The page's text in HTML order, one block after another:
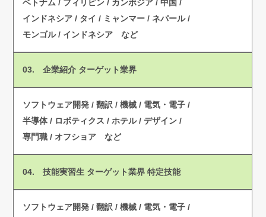
ベトナム / フィリピン / カンボジア / 中国 /
インドネシア / タイ / ミャンマー / ネパール /
モンゴル / インドネシア など
03.企業紹介 ターゲット業界
ソフトウェア開発 / 翻訳 / 機械 / 電気・電子 /
半導体 / ロボティクス / ホテル / デザイン /
専門職 / オフショア など
04.技能実習生 ターゲット業界特定技能
ソフトウェア開発 / 翻訳 / 機械 / 電気・電子 /